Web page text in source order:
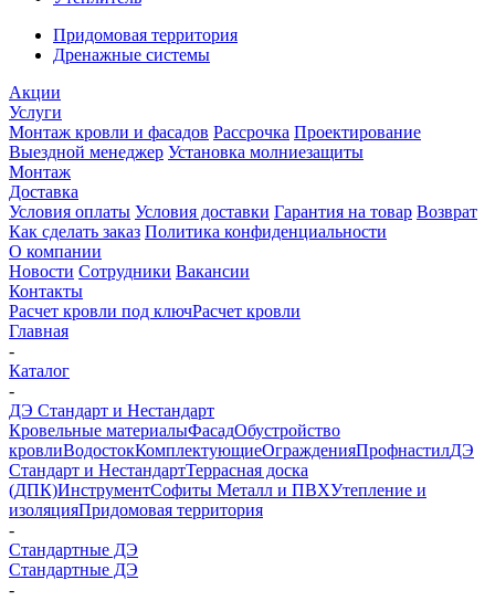
Придомовая территория
Дренажные системы
Акции
Услуги
Монтаж кровли и фасадов Рассрочка Проектирование
Выездной менеджер Установка молниезащиты
Монтаж
Доставка
Условия оплаты Условия доставки Гарантия на товар Возврат
Как сделать заказ Политика конфиденциальности
О компании
Новости Сотрудники Вакансии
Контакты
Расчет кровли под ключРасчет кровли
Главная
-
Каталог
-
ДЭ Стандарт и Нестандарт
Кровельные материалыФасадОбустройство
кровлиВодостокКомплектующиеОгражденияПрофнастилДЭ
Стандарт и НестандартТеррасная доска
(ДПК)ИнструментСофиты Металл и ПВХУтепление и
изоляцияПридомовая территория
-
Стандартные ДЭ
Стандартные ДЭ
-